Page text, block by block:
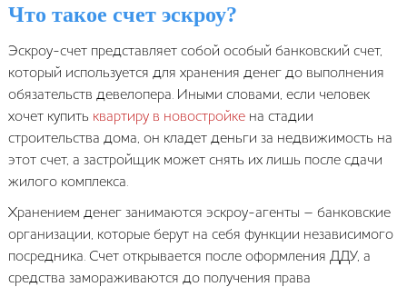
Что такое счет эскроу?
Эскроу-счет представляет собой особый банковский счет,
который используется для хранения денег до выполнения
обязательств девелопера. Иными словами, если человек
хочет купить квартиру в новостройкена стадии
строительства дома, он кладет деньги за недвижимость на
этот счет, а застройщик может снять их лишь после сдачи
жилого комплекса.
Хранением денег занимаются эскроу-агенты – банковские
организации, которые берут на себя функции независимого
посредника. Счет открывается после оформления ДДУ, а
средства замораживаются до получения права